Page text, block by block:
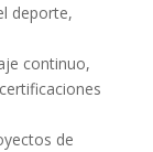
deporte,
continuo,
de